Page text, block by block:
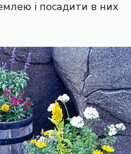
і посадити в них